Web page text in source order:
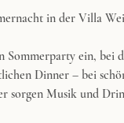
in der Villa
Sommerparty ein,
Dinner – bei
sorgen Musik und